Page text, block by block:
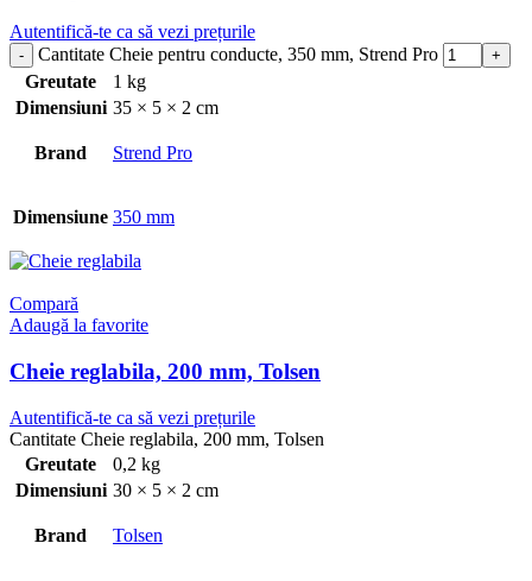
Autentifică-te ca să vezi prețurile
Cantitate Cheie pentru conducte, 350 mm, Strend Pro
Greutate
1 kg
Dimensiuni 35 × 5 × 2 cm
Brand Strend Pro
Dimensiune 350 mm
Compară
Adaugă la favorite
Cheie reglabila, 200 mm, Tolsen
Autentifică-te ca să vezi prețurile
Cantitate Cheie reglabila, 200 mm, Tolsen
Greutate
0,2 kg
Dimensiuni 30 × 5 × 2 cm
Brand Tolsen